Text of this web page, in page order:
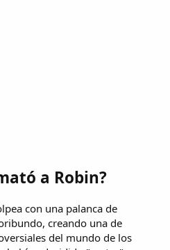
a Robin?
con una palanca de
creando una de
del mundo de los